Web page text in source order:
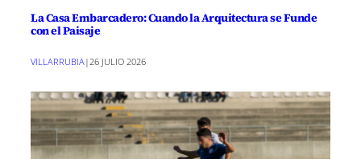
La Casa Embarcadero: Cuando la Arquitectura se Funde
con el Paisaje
VILLARRUBIA|26 JULIO 2026